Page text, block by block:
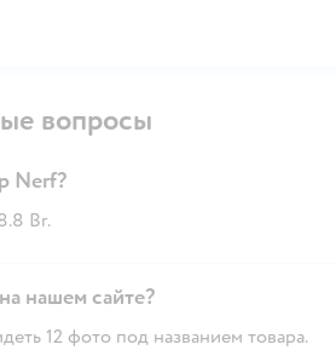
вопросы
Nerf?
Br.
нашем сайте?
12 фото под названием товара.